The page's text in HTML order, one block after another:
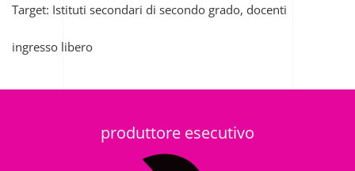
Target: Istituti secondari di secondo grado, docenti
ingresso libero
produttore esecutivo